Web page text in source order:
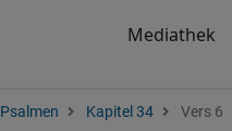
Mediathek
Psalmen Kapitel 34 Vers 6